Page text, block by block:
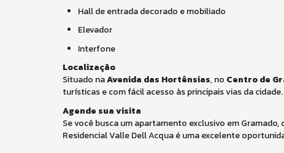
Hall de entrada decorado e mobiliado
Elevador
Interfone
Localização
Situado naAvenida das Hortênsias, no Centro de
turísticas e com fácil acesso às principais vias da cidade.
Agende sua visita
Se você busca um apartamento exclusivo em
Residencial Valle Dell Acqua é uma excelente